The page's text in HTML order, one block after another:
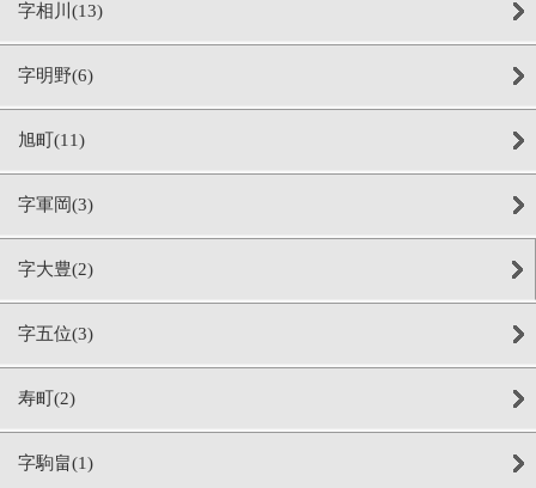
字相川(13)
字明野(6)
旭町(11)
字軍岡(3)
字大豊(2)
字五位(3)
寿町(2)
字駒畠(1)